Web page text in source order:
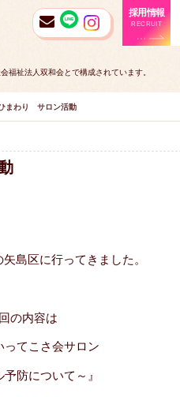
福祉法人双和会とで構成されています。
採用情報
RECRUIT
まわり サロン活動
島区に行ってきました。
の内容は
ってこさ会サロン
予防について～』